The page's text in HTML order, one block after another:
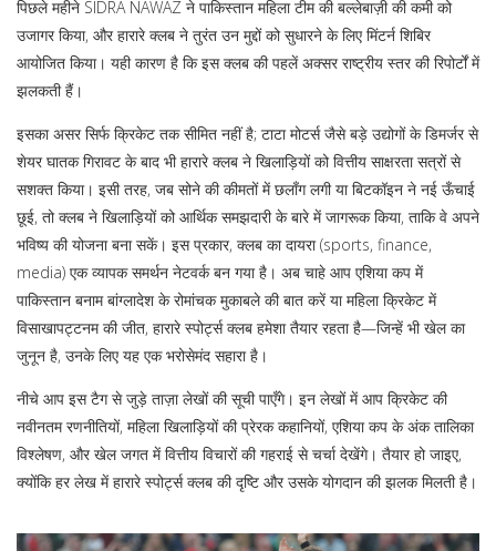
पिछले महीने SIDRA NAWAZ ने पाकिस्तान महिला टीम की बल्लेबाज़ी की कमी को
उजागर किया, और हारारे क्लब ने तुरंत उन मुद्दों को सुधारने के लिए मिंटर्न शिबिर
आयोजित किया। यही कारण है कि इस क्लब की पहलें अक्सर राष्ट्रीय स्तर की रिपोर्टों में
झलकती हैं।
इसका असर सिर्फ क्रिकेट तक सीमित नहीं है; टाटा मोटर्स जैसे बड़े उद्योगों के डिमर्जर से
शेयर घातक गिरावट के बाद भी हारारे क्लब ने खिलाड़ियों को वित्तीय साक्षरता सत्रों से
सशक्त किया। इसी तरह, जब सोने की कीमतों में छलाँग लगी या बिटकॉइन ने नई ऊँचाई
छूई, तो क्लब ने खिलाड़ियों को आर्थिक समझदारी के बारे में जागरूक किया, ताकि वे अपने
भविष्य की योजना बना सकें। इस प्रकार, क्लब का दायरा (sports, finance,
media) एक व्यापक समर्थन नेटवर्क बन गया है। अब चाहे आप एशिया कप में
पाकिस्तान बनाम बांग्लादेश के रोमांचक मुकाबले की बात करें या महिला क्रिकेट में
विसाखापट्टनम की जीत, हारारे स्पोर्ट्स क्लब हमेशा तैयार रहता है—जिन्हें भी खेल का
जुनून है, उनके लिए यह एक भरोसेमंद सहारा है।
नीचे आप इस टैग से जुड़े ताज़ा लेखों की सूची पाएँगे। इन लेखों में आप क्रिकेट की
नवीनतम रणनीतियों, महिला खिलाड़ियों की प्रेरक कहानियों, एशिया कप के अंक तालिका
विश्लेषण, और खेल जगत में वित्तीय विचारों की गहराई से चर्चा देखेंगे। तैयार हो जाइए,
क्योंकि हर लेख में हारारे स्पोर्ट्स क्लब की दृष्टि और उसके योगदान की झलक मिलती है।